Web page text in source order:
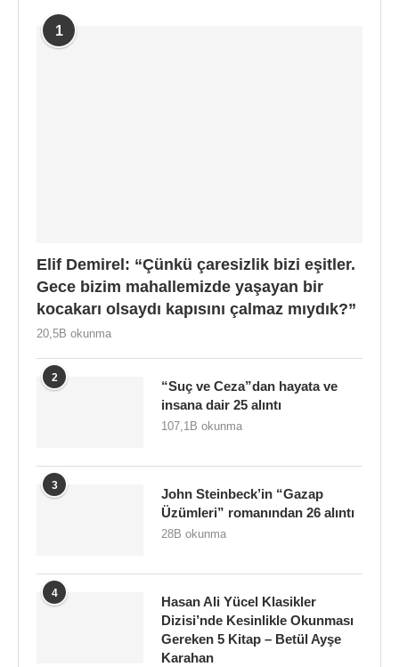
1
Elif Demirel: “Çünkü çaresizlik bizi eşitler.
Gece bizim mahallemizde yaşayan bir
kocakarı olsaydı kapısını çalmaz mıydık?”
20,5B okunma
2
“Suç ve Ceza”dan hayata ve
insana dair 25 alıntı
107,1B okunma
3
John Steinbeck’in “Gazap
Üzümleri” romanından 26 alıntı
28B okunma
4
Hasan Ali Yücel Klasikler
Dizisi’nde Kesinlikle Okunması
Gereken 5 Kitap – Betül Ayşe
Karahan